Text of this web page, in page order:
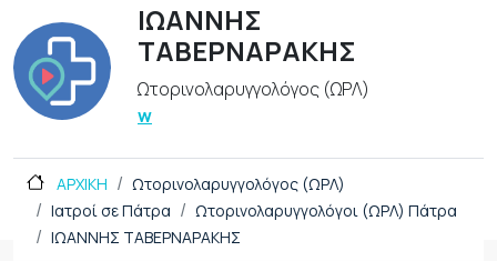
ΙΩΑΝΝΗΣ
ΤΑΒΕΡΝΑΡΑΚΗΣ
Ωτορινολαρυγγολόγος (ΩΡΛ)
w
ΑΡΧΙΚΗ
Ωτορινολαρυγγολόγος (ΩΡΛ)
Ιατροί σε Πάτρα
Ωτορινολαρυγγολόγοι (ΩΡΛ) Πάτρα
ΙΩΑΝΝΗΣ ΤΑΒΕΡΝΑΡΑΚΗΣ